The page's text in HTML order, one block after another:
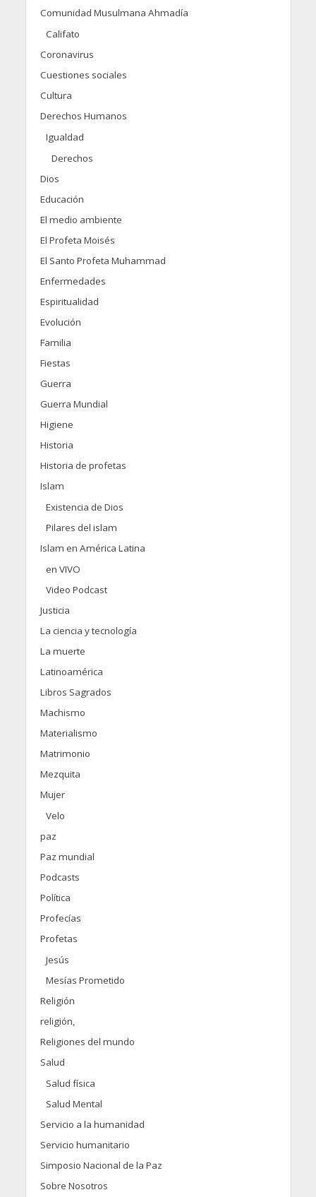
Comunidad Musulmana Ahmadía
Califato
Coronavirus
Cuestiones sociales
Cultura
Derechos Humanos
Igualdad
Derechos
Dios
Educación
El medio ambiente
El Profeta Moisés
El Santo Profeta Muhammad
Enfermedades
Espiritualidad
Evolución
Familia
Fiestas
Guerra
Guerra Mundial
Higiene
Historia
Historia de profetas
Islam
Existencia de Dios
Pilares del islam
Islam en América Latina
en VIVO
Video Podcast
Justicia
La ciencia y tecnología
La muerte
Latinoamérica
Libros Sagrados
Machismo
Materialismo
Matrimonio
Mezquita
Mujer
Velo
paz
Paz mundial
Podcasts
Política
Profecías
Profetas
Jesús
Mesías Prometido
Religión
religión,
Religiones del mundo
Salud
Salud física
Salud Mental
Servicio a la humanidad
Servicio humanitario
Simposio Nacional de la Paz
Sobre Nosotros